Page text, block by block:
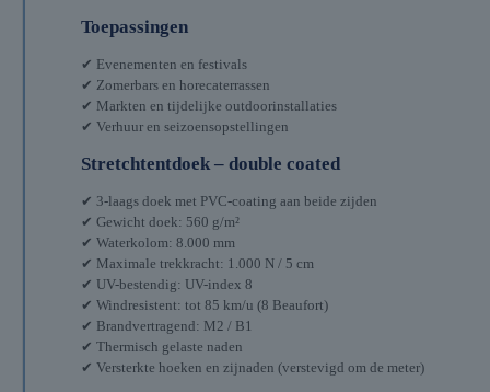
Toepassingen
✔ Evenementen en festivals
✔ Zomerbars en horecaterrassen
✔ Markten en tijdelijke outdoorinstallaties
✔ Verhuur en seizoensopstellingen
Stretchtentdoek – double coated
✔ 3-laags doek met PVC-coating aan beide zijden
✔ Gewicht doek: 560 g/m²
✔ Waterkolom: 8.000 mm
✔ Maximale trekkracht: 1.000 N / 5 cm
✔ UV-bestendig: UV-index 8
✔ Windresistent: tot 85 km/u (8 Beaufort)
✔ Brandvertragend: M2 / B1
✔ Thermisch gelaste naden
✔ Versterkte hoeken en zijnaden (verstevigd om de meter)